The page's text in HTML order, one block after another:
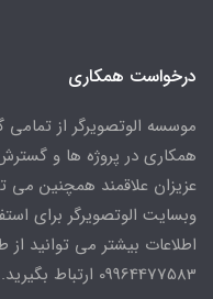
درخواست همکاری
موسسه الوتصویرگر از
همکاری در پروژه ها و
عزیزان علاقمند همچنین می
وبسایت الوتصویرگر برای
اطلاعات بیشتر می توانید
09964477583 ارتباط بگیرید.